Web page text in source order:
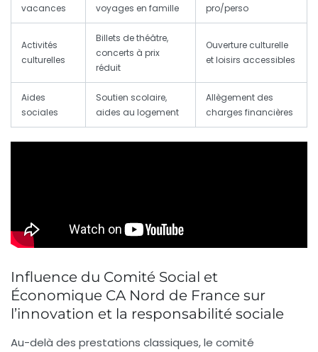
vacances
voyages en famille
pro/perso
Activités
culturelles
Billets de théâtre,
concerts à prix
réduit
Ouverture culturelle
et loisirs accessibles
Aides
sociales
Soutien scolaire,
aides au logement
Allègement des
charges financières
Influence du Comité Social et
Économique CA Nord de France sur
l’innovation et la responsabilité sociale
Au-delà des prestations classiques, le comité